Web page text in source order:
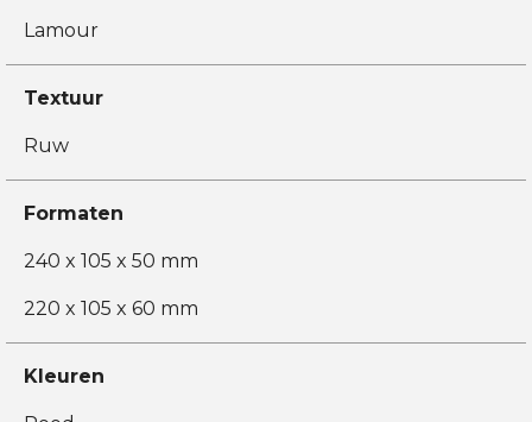
Lamour
Textuur
Ruw
Formaten
240 x 105 x 50 mm
220 x 105 x 60 mm
Kleuren